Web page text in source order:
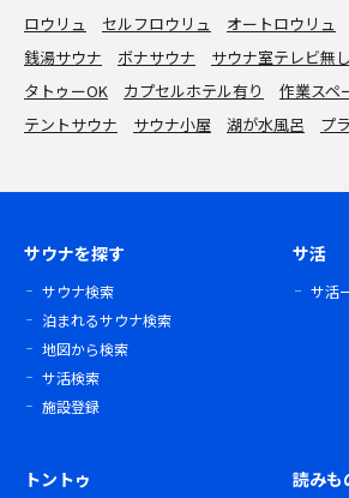
ロウリュ セルフロウリュ オートロウリュ
銭湯サウナ
ボナサウナ サウナ室テレビ無し
タトゥーOK
カプセルホテル有り
作業スペ
テントサウナ
サウナ小屋 湖が水風呂 プ
サウナを探す
サウナ検索
泊まれるサウナ検索
地図から検索
サ活検索
施設登録
サ活
サ活
トントゥ 読みも